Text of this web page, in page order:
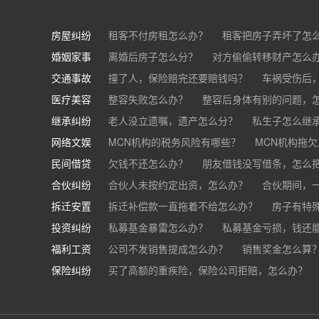
房屋纠纷 租客不付房租怎么办？
租客把房子弄坏了怎
房东不退押金怎么办？
买房的定金能退吗？
婚姻家事 离婚后房子怎么分？
对方偷偷转移财产怎么
离婚了公司股权怎么处理？
离婚后财产怎么
交通事故 撞了人，保险赔完还要赔钱吗？
车祸受伤后
交通事故中，医保和对方赔偿能同时拿吗？
医疗美容 整容失败怎么办？
整容后身体有别的问题，
医美机构宣传的与实际结果不符怎么办？
医
医疗器械出问题，怎么办？
继承纠纷 老人没立遗嘱，遗产怎么分？
私生子怎么继
基金怎么继承？
股票怎么继承？
网络文娱 MCN机构的税务风险有哪些？
MCN机构拖
抖音账号归谁？
民间借贷 欠钱不还怎么办？
朋友借钱没写借条，怎么
帮人担保借款，对方不还，我要承担全部责任
合伙纠纷 合伙人未按约定出资，怎么办？
合伙期间，
和合伙人有矛盾，怎么办？
拆迁安置 拆迁补偿款一直拖着不给怎么办？
房子有特
投资纠纷
私募基金暴雷怎么办？
私募基金亏损，钱还
福利工资
公司不发销售提成怎么办？
销售奖金怎么算
销售目标未完成，公司有权不发提成和奖金吗？
保险纠纷
买了高额的重疾险，保险公司拒赔，怎么办？